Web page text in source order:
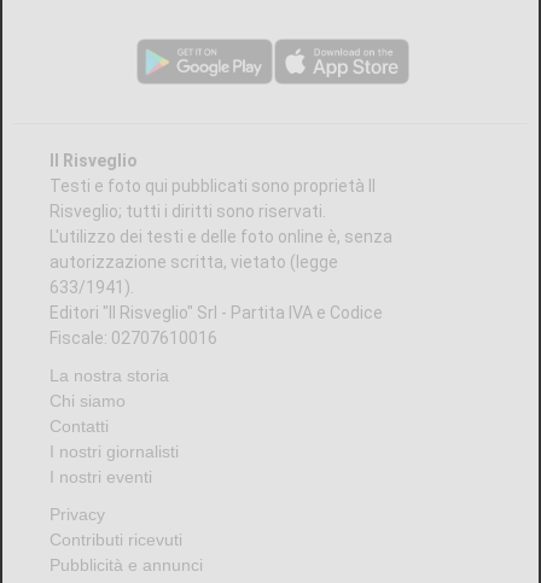
Il Risveglio
Testi e foto qui pubblicati sono proprietà Il
Risveglio; tutti i diritti sono riservati.
L'utilizzo dei testi e delle foto online è, senza
autorizzazione scritta, vietato (legge
633/1941).
Editori "Il Risveglio" Srl - Partita IVA e Codice
Fiscale: 02707610016
La nostra storia
Chi siamo
Contatti
I nostri giornalisti
I nostri eventi
Privacy
Contributi ricevuti
Pubblicità e annunci